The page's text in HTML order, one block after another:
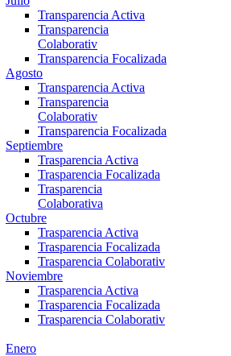
Transparencia Activa
Transparencia
Colaborativ
Transparencia Focalizada
Agosto
Transparencia Activa
Transparencia
Colaborativ
Transparencia Focalizada
Septiembre
Trasparencia Activa
Trasparencia Focalizada
Trasparencia
Colaborativa
Octubre
Trasparencia Activa
Trasparencia Focalizada
Trasparencia Colaborativ
Noviembre
Trasparencia Activa
Trasparencia Focalizada
Trasparencia Colaborativ
Enero